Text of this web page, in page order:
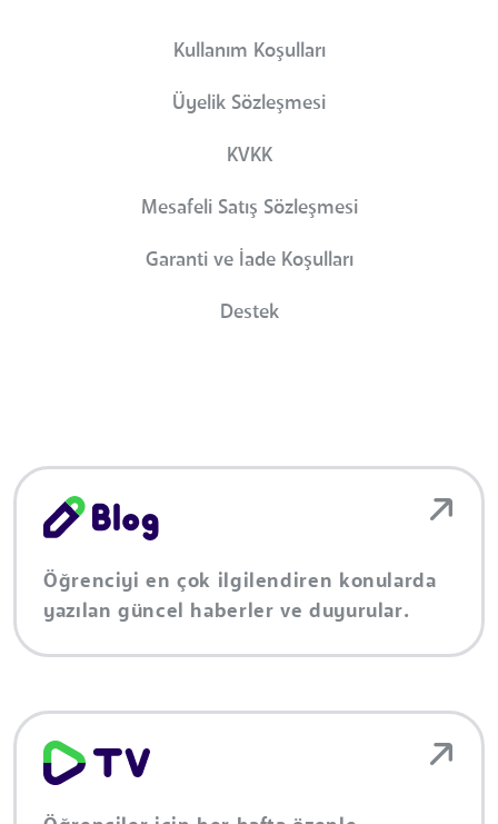
Kullanım Koşulları
Üyelik Sözleşmesi
KVKK
Mesafeli Satış Sözleşmesi
Garanti ve İade Koşulları
Destek
Öğrenciyi en çok ilgilendiren konularda
yazılan güncel haberler ve duyurular.